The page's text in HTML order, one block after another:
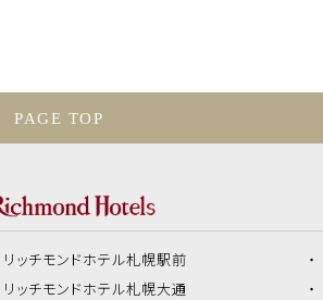
PAGE TOP
リッチモンドホテル札幌駅前
リッチモンドホテル札幌大通